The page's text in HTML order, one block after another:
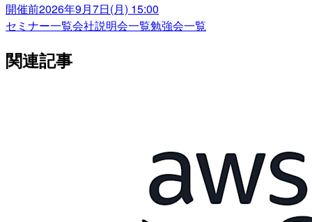
開催前2026年9月7日(月) 15:00
セミナー一覧会社説明会一覧勉強会一覧
関連記事